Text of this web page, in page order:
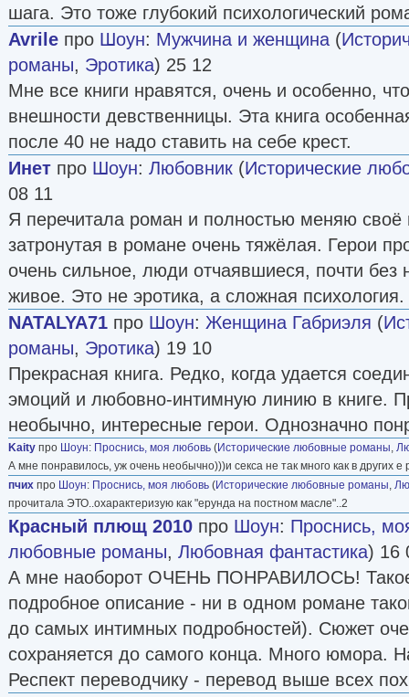
шага. Это тоже глубокий психологический
Avrile про Шоун: Мужчина и женщина (
романы, Эротика) 25 12
Мне все книги нравятся, очень и особенно,
внешности девственницы. Эта книга
после 40 не надо ставить на себе крест.
Инет про Шоун: Любовник (Исторические
08 11
Я перечитала роман и полностью меняю
затронутая в романе очень тяжёлая. Герои
очень сильное, люди отчаявшиеся, почти
живое. Это не эротика, а сложная психология.
NATALYA71 про Шоун: Женщина Габриэля (
романы, Эротика) 19 10
Прекрасная книга. Редко, когда удается
эмоций и любовно-интимную линию в книге.
необычно, интересные герои. Однозначно
Kaity про Шоун: Проснись, моя любовь (Исторические любовные романы,
А мне понравилось, уж очень необычно)))и секса не так много как в других е
пчих про Шоун: Проснись, моя любовь (Исторические любовные романы,
прочитала ЭТО..охарактеризую как "ерунда на постном масле"..2
Красный плющ 2010 про Шоун: Проснись,
любовные романы, Любовная фантастика) 16
А мне наоборот ОЧЕНЬ ПОНРАВИЛОСЬ! Такое
подробное описание - ни в одном романе
до самых интимных подробностей). Сюжет
сохраняется до самого конца. Много юмора.
Респект переводчику - перевод выше всех